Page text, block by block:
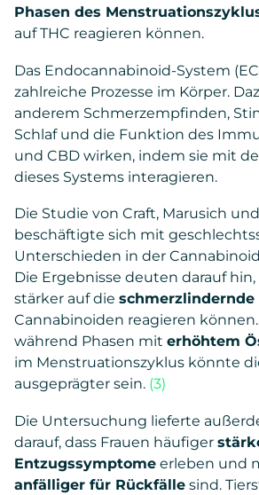
Phasen des
auf THC reagieren können.
Das Endocannabinoid-System
zahlreiche Prozesse im Körper.
anderem Schmerzempfinden,
Schlaf und die Funktion des
und CBD wirken, indem sie mit
dieses Systems interagieren.
Die Studie von Craft, Marusich
beschäftigte sich mit
Unterschieden in der
Die Ergebnisse deuten darauf hin,
stärker auf die
Cannabinoiden reagieren
während Phasen mit erhöhtem
im Menstruationszyklus könnte
ausgeprägter sein. (3)
Die Untersuchung lieferte
darauf, dass Frauen häufiger
Entzugssymptome erleben und
anfälliger für Rückfälle sind.